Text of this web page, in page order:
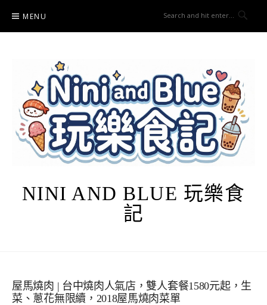
content
MENU
NINI AND BLUE 玩樂食
記
屋馬燒肉 | 台中燒肉人氣店，雙人套餐1580元起，生
菜、蔥花無限續，2018屋馬燒肉菜單